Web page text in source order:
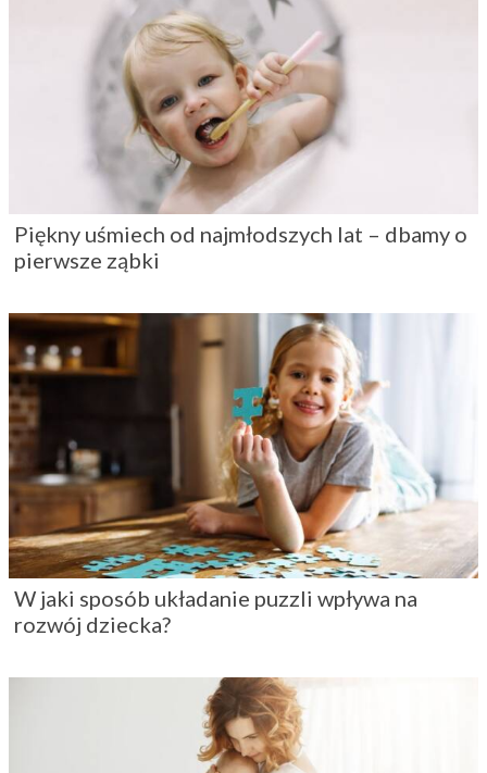
Piękny uśmiech od najmłodszych lat – dbamy o
pierwsze ząbki
W jaki sposób układanie puzzli wpływa na
rozwój dziecka?